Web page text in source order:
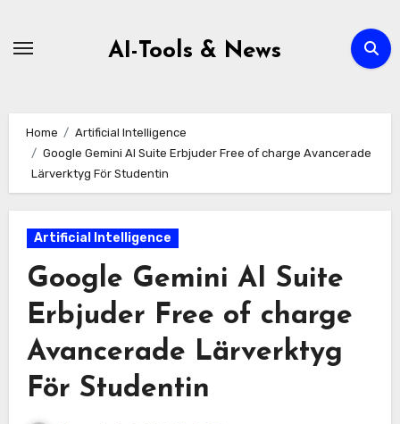
AI-Tools & News
Home
Artificial Intelligence
Google Gemini AI Suite Erbjuder Free of charge Avancerade
Lärverktyg För Studentin
Artificial Intelligence
Google Gemini AI Suite
Erbjuder Free of charge
Avancerade Lärverktyg
För Studentin